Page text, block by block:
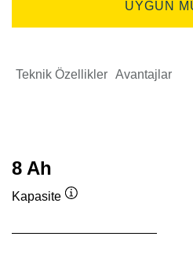
UYGUN
Teknik Özellikler Avantajlar
8 Ah
Kapasite